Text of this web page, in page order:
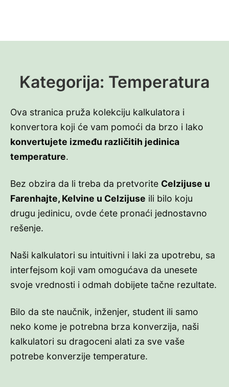
Kategorija: Temperatura
Ova stranica pruža kolekciju kalkulatora i
konvertora koji će vam pomoći da brzo i lako
konvertujete između različitih jedinica
temperature.
Bez obzira da li treba da pretvorite Celzijuse u
Farenhajte, Kelvine u Celzijuse ili bilo koju
drugu jedinicu, ovde ćete pronaći jednostavno
rešenje.
Naši kalkulatori su intuitivni i laki za upotrebu, sa
interfejsom koji vam omogućava da unesete
svoje vrednosti i odmah dobijete tačne rezultate.
Bilo da ste naučnik, inženjer, student ili samo
neko kome je potrebna brza konverzija, naši
kalkulatori su dragoceni alati za sve vaše
potrebe konverzije temperature.